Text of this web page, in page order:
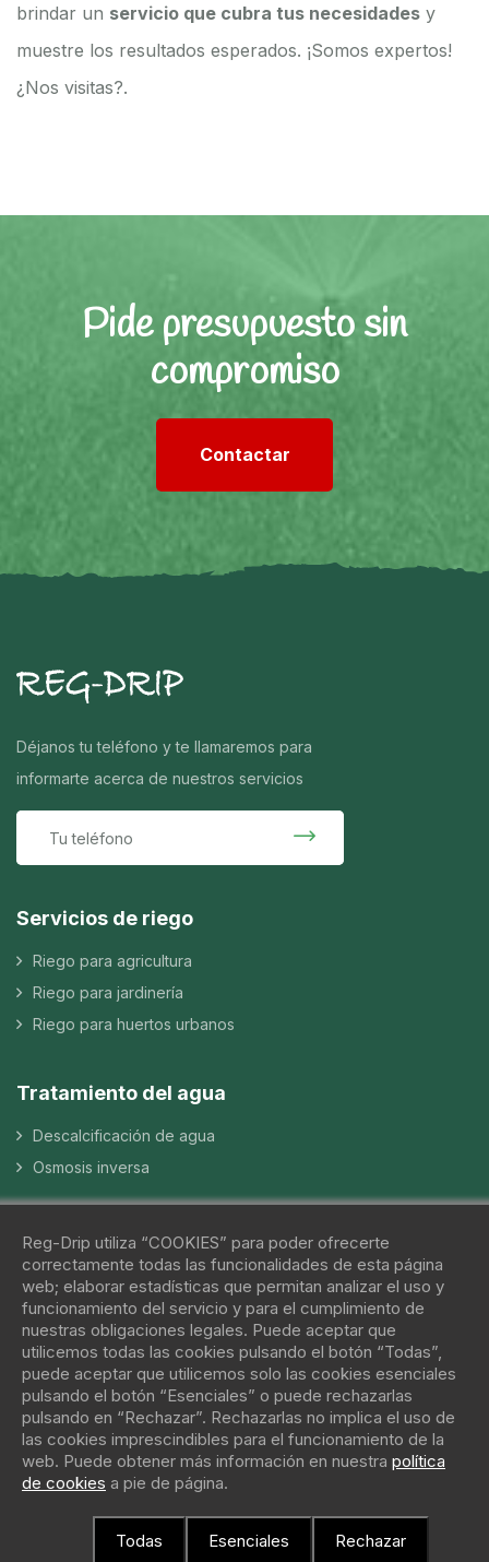
brindar un servicio que cubra tus necesidades y
muestre los resultados esperados. ¡Somos expertos!
¿Nos visitas?.
Pide presupuesto sin
compromiso
Contactar
Déjanos tu teléfono y te llamaremos para
informarte acerca de nuestros servicios
Servicios de riego
Riego para agricultura
Riego para jardinería
Riego para huertos urbanos
Tratamiento del agua
Descalcificación de agua
Osmosis inversa
Contacto
93 757 77 29
info@reg-drip.com
C\ Batista i Roca, 57 – 08302 – Mataró
Copyright 2026 Reg-drip - ¿Quieres un sitio como este? ©
Aviso legal
Política de cookies Política de privacidad
Reg-Drip utiliza “COOKIES” para poder ofrecerte
correctamente todas las funcionalidades de esta página
web; elaborar estadísticas que permitan analizar el uso y
funcionamiento del servicio y para el cumplimiento de
nuestras obligaciones legales. Puede aceptar que
utilicemos todas las cookies pulsando el botón “Todas”,
puede aceptar que utilicemos solo las cookies esenciales
pulsando el botón “Esenciales” o puede rechazarlas
pulsando en “Rechazar”. Rechazarlas no implica el uso de
las cookies imprescindibles para el funcionamiento de la
web. Puede obtener más información en nuestra política
de cookies a pie de página.
Todas Esenciales Rechazar